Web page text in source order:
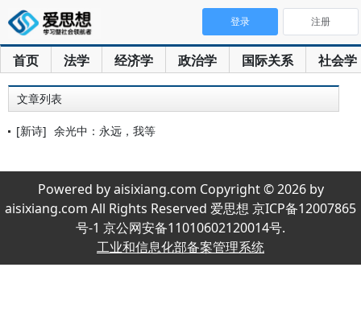
首页 法学 经济学 政治学 国际关系 社会学
登录 注册
文章列表
[新诗] 余光中：永远，我等
Powered by aisixiang.com Copyright © 2026 by
aisixiang.com All Rights Reserved 爱思想 京ICP备12007865
号-1 京公网安备11010602120014号.
工业和信息化部备案管理系统